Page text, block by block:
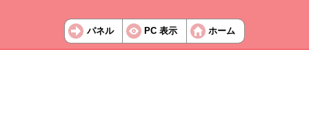
パネル PC 表示 ホーム